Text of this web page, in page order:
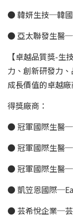
● 韓妍生技─韓國
● 亞太聯發生醫─
【卓越品質獎-生
力、創新研發力
成長價值的卓越廠
得獎廠商：
● 冠軍國際生醫
● 冠軍國際生醫
● 冠軍國際生醫
● 凱笠恩國際
● 芸希悅企業─芸